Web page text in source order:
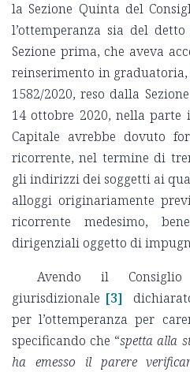
la Sezione Quinta del
l’ottemperanza sia del
Sezione prima, che aveva
reinserimento in graduatoria,
1582/2020, reso dalla
14 ottobre 2020, nella parte
Capitale avrebbe dovuto
ricorrente, nel termine di
gli indirizzi dei soggetti ai
alloggi originariamente
ricorrente medesimo,
dirigenziali oggetto di
Avendo il
giurisdizionale [3]
per l’ottemperanza per
specificando che “spetta alla
ha emesso il parere